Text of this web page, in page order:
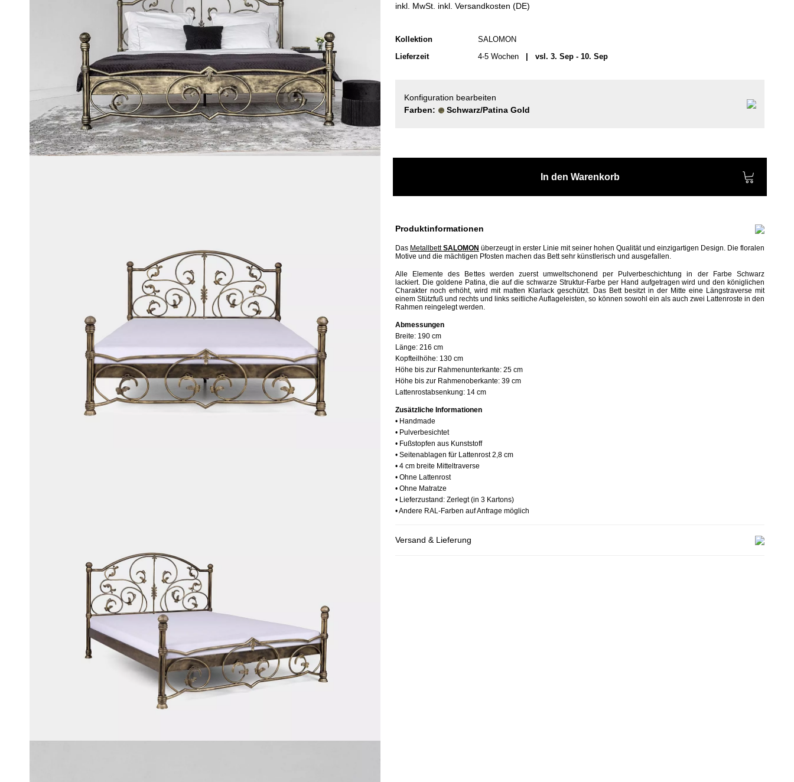
inkl. MwSt. inkl. Versandkosten (DE)
Kollektion
SALOMON
Lieferzeit
4-5 Wochen | vsl. 3. Sep - 10. Sep
Konfiguration bearbeiten
Farben:
Schwarz/Patina Gold
In den Warenkorb
Produktinformationen
Das MetallbettSALOMON überzeugt in erster Linie mit seiner hohen Qualität und einzigartigen Design. Die floralen
Motive und die mächtigen Pfosten machen das Bett sehr künstlerisch und ausgefallen.
Alle Elemente des Bettes werden zuerst umweltschonend per Pulverbeschichtung in der Farbe Schwarz
lackiert. Die goldene Patina, die auf die schwarze Struktur-Farbe per Hand aufgetragen wird und den königlichen
Charakter noch erhöht, wird mit matten Klarlack geschützt. Das Bett besitzt in der Mitte eine Längstraverse mit
einem Stützfuß und rechts und links seitliche Auflageleisten, so können sowohl ein als auch zwei Lattenroste in den
Rahmen reingelegt werden.
Abmessungen
Breite: 190 cm
Länge: 216 cm
Kopfteilhöhe: 130 cm
Höhe bis zur Rahmenunterkante: 25 cm
Höhe bis zur Rahmenoberkante: 39 cm
Lattenrostabsenkung: 14 cm
Zusätzliche Informationen
• Handmade
• Pulverbesichtet
• Fußstopfen aus Kunststoff
• Seitenablagen für Lattenrost 2,8 cm
• 4 cm breite Mitteltraverse
• Ohne Lattenrost
• Ohne Matratze
• Lieferzustand: Zerlegt (in 3 Kartons)
• Andere RAL-Farben auf Anfrage möglich
Versand & Lieferung